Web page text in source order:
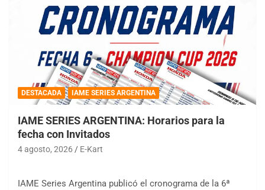
DESTACADA IAME SERIES ARGENTINA
IAME SERIES ARGENTINA: Horarios para la
fecha con Invitados
4 agosto, 2026 E-Kart
IAME Series Argentina publicó el cronograma de la 6ª